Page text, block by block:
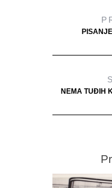
NEMA TUĐIH